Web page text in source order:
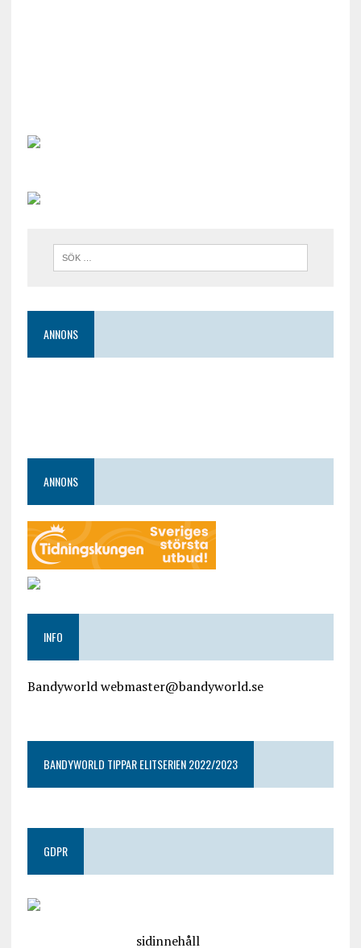
ANNONS
ANNONS
INFO
Bandyworld webmaster@bandyworld.se
BANDYWORLD TIPPAR ELITSERIEN 2022/2023
GDPR
sidinnehåll